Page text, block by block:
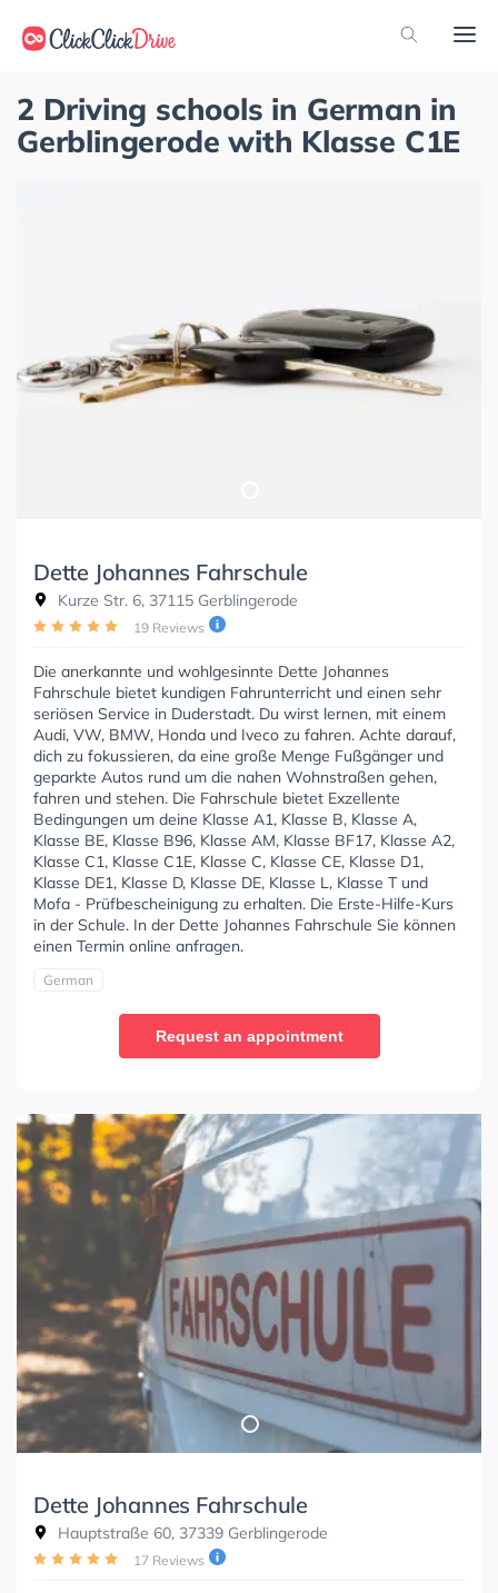
2 Driving schools in German in
Gerblingerode with Klasse C1E
Dette Johannes Fahrschule
Kurze Str. 6, 37115 Gerblingerode
19 Reviews
Die anerkannte und wohlgesinnte Dette Johannes
Fahrschule bietet kundigen Fahrunterricht und einen sehr
seriösen Service in Duderstadt. Du wirst lernen, mit einem
Audi, VW, BMW, Honda und Iveco zu fahren. Achte darauf,
dich zu fokussieren, da eine große Menge Fußgänger und
geparkte Autos rund um die nahen Wohnstraßen gehen,
fahren und stehen. Die Fahrschule bietet Exzellente
Bedingungen um deine Klasse A1, Klasse B, Klasse A,
Klasse BE, Klasse B96, Klasse AM, Klasse BF17, Klasse A2,
Klasse C1, Klasse C1E, Klasse C, Klasse CE, Klasse D1,
Klasse DE1, Klasse D, Klasse DE, Klasse L, Klasse T und
Mofa - Prüfbescheinigung zu erhalten. Die Erste-Hilfe-Kurs
in der Schule. In der Dette Johannes Fahrschule Sie können
einen Termin online anfragen.
German
Request an appointment
Dette Johannes Fahrschule
Hauptstraße 60, 37339 Gerblingerode
17 Reviews